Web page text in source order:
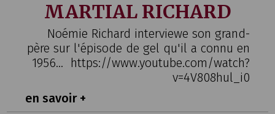
MARTIAL RICHARD
Noémie Richard interviewe son grand-
père sur l'épisode de gel qu'il a connu en
1956... https://www.youtube.com/watch?
v=4V808hul_i0
en savoir +